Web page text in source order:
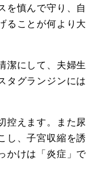
を慎んで守り、自
ることが何より大
潔にして、夫婦生
タグランジンには
控えます。また尿
し、子宮収縮を誘
かけは「炎症」で